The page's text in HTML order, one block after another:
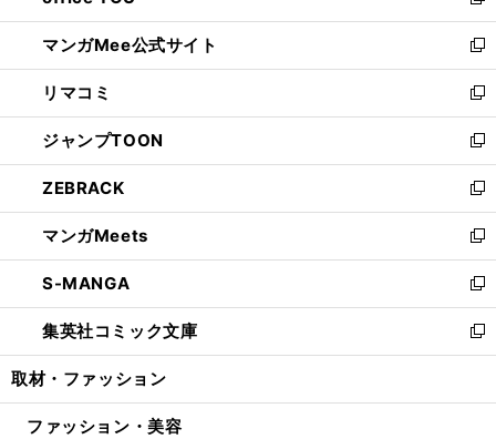
開
く
ン
ド
ウ
で
開
く
ウ
ィ
ン
ド
ウ
で
開
く
し
い
ウ
ィ
ン
ド
ウ
で
開
く
マンガMee公式サイト
新
し
い
ウ
ィ
ン
ド
ウ
で
開
く
リマコミ
新
し
い
ウ
ィ
ン
ド
ウ
で
開
く
ジャンプTOON
新
し
い
ウ
ィ
ン
ド
ウ
で
開
ZEBRACK
新
し
い
ウ
ィ
ン
ド
ウ
開
マンガMeets
新
し
い
ウ
ィ
ン
ウ
S-MANGA
新
し
い
ウ
ン
集英社コミック文庫
新
し
ウ
取材・ファッション
ファッション・美容